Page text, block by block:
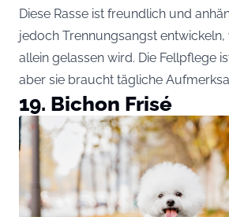
Diese Rasse ist freundlich und
jedoch Trennungsangst entwickeln,
allein gelassen wird. Die Fellpflege
aber sie braucht tägliche
19. Bichon Frisé